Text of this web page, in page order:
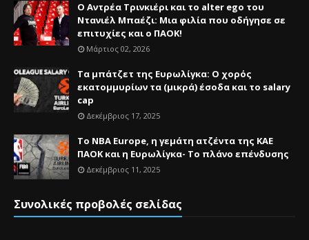
Ο Αντρέα Τρινκιέρι και το alter ego του
Ντανιέλ Μπαέζι: Μια φιλία που οδήγησε σε
επιτυχίες και ο ΠΑΟΚ!
Μάρτιος 02, 2026
Τα μπάτζετ της Ευρωλίγκα: Ο χορός
εκατομμυρίων τα (μικρά) έσοδα και το salary
cap
Δεκέμβριος 17, 2025
Το NBA Europe, η γεμάτη ατζέντα της ΚΑΕ
ΠΑΟΚ και η Ευρωλίγκα- Το πλάνο επένδυσης
Δεκέμβριος 11, 2025
Συνολικές προβολές σελίδας